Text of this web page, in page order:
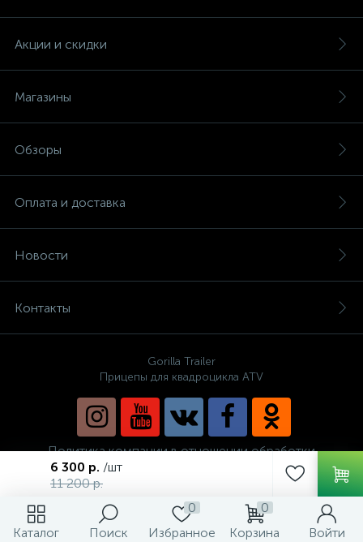
Каталог Поиск
0
Избранное
0
Корзина
Войти
6 300 р. /шт
11 200 р.
Акции и скидки
Магазины
Обзоры
Оплата и доставка
Новости
Контакты
Gorilla Trailer
Прицепы для квадроцикла ATV
Политика компании в отношении обработки
персональных данных